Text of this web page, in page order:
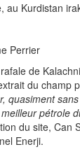
au Kurdistan
Perrier
de
du champ
quasiment
pétrole
du site, Can
Enerji.